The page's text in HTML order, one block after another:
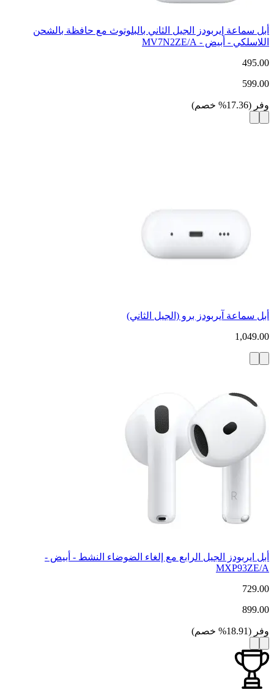
أبل سماعة إيربودز الجيل الثاني بالبلوتوث مع حافظة بالشحن
اللاسلكي - أبيض - MV7N2ZE/A
495.00
599.00
وفر (
17.36
% خصم)
أبل سماعة آيربودز برو (الجيل الثاني)
1,049.00
أبل ايربودز الجيل الرابع مع إلغاء الضوضاء النشط - أبيض -
MXP93ZE/A
729.00
899.00
وفر (
18.91
% خصم)